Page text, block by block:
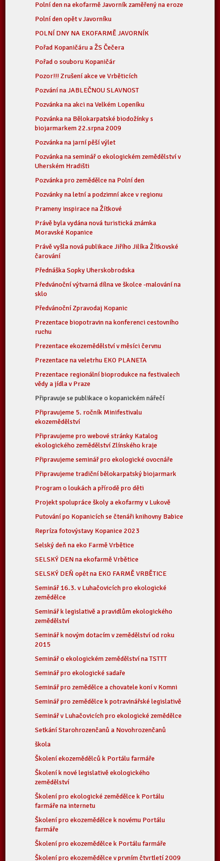
Polní den na ekofarmě Javorník zaměřený na eroze
Polní den opět v Javorníku
POLNÍ DNY NA EKOFARMĚ JAVORNÍK
Pořad Kopaničáru a ŽS Čečera
Pořad o souboru Kopaničár
Pozor!!! Zrušení akce ve Vrběticích
Pozvání na JABLEČNOU SLAVNOST
Pozvánka na akci na Velkém Lopeníku
Pozvánka na Bělokarpatské biodožínky s
biojarmarkem 22.srpna 2009
Pozvánka na jarní pěší výlet
Pozvánka na seminář o ekologickém zemědělství v
Uherském Hradišti
Pozvánka pro zemědělce na Polní den
Pozvánky na letní a podzimní akce v regionu
Prameny inspirace na Žítkové
Právě byla vydána nová turistická známka
Moravské Kopanice
Právě vyšla nová publikace Jiřího Jilíka Žítkovské
čarování
Přednáška Sopky Uherskobrodska
Předvánoční výtvarná dílna ve školce -malování na
sklo
Předvánoční Zpravodaj Kopanic
Prezentace biopotravin na konferenci cestovního
ruchu
Prezentace ekozemědělství v měsíci červnu
Prezentace na veletrhu EKO PLANETA
Prezentace regionální bioprodukce na festivalech
vědy a jídla v Praze
Připravuje se publikace o kopanickém nářečí
Připravujeme 5. ročník Minifestivalu
ekozemědělství
Připravujeme pro webové stránky Katalog
ekologického zemědělství Zlínského kraje
Připravujeme seminář pro ekologické ovocnáře
Připravujeme tradiční bělokarpatský biojarmark
Program o loukách a přírodě pro děti
Projekt spolupráce školy a ekofarmy v Lukově
Putování po Kopanicích se čtenáři knihovny Babice
Repríza fotovýstavy Kopanice 2023
Selský deň na eko Farmě Vrbětice
SELSKÝ DEN na ekofarmě Vrbětice
SELSKÝ DEŇ opět na EKO FARMĚ VRBĚTICE
Seminář 16.3. v Luhačovicích pro ekologické
zemědělce
Seminář k legislativě a pravidlům ekologického
zemědělství
Seminář k novým dotacím v zemědělství od roku
2015
Seminář o ekologickém zemědělství na TSTTT
Seminář pro ekologické sadaře
Seminář pro zemědělce a chovatele koní v Komni
Seminář pro zemědělce k potravinářské legislativě
Seminář v Luhačovicích pro ekologické zemědělce
Setkání Starohrozenčanů a Novohrozenčanů
škola
Školení ekozemědělců k Portálu farmáře
Školení k nové legislativě ekologického
zemědělství
Školení pro ekologické zemědělce k Portálu
farmáře na internetu
Školení pro ekozemědělce k novému Portálu
farmáře
Školení pro ekozemědělce k Portálu farmáře
Školení pro ekozemědělce v prvním čtvrtletí 2009